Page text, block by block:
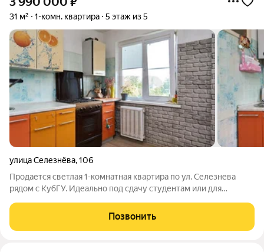
31 м² 1-комн. квартира 5 этаж из 5
улица Селезнёва,106
Продается светлая 1-комнатная квартира по ул. Селезнева
рядом с КубГУ. Идеально под сдачу студентам или для
Район максимально развит: магазины, кафе, парк в шаговой
доступности. Остановка
Позвонить